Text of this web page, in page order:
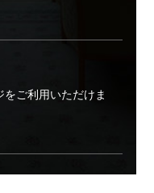
ご利用いただけま